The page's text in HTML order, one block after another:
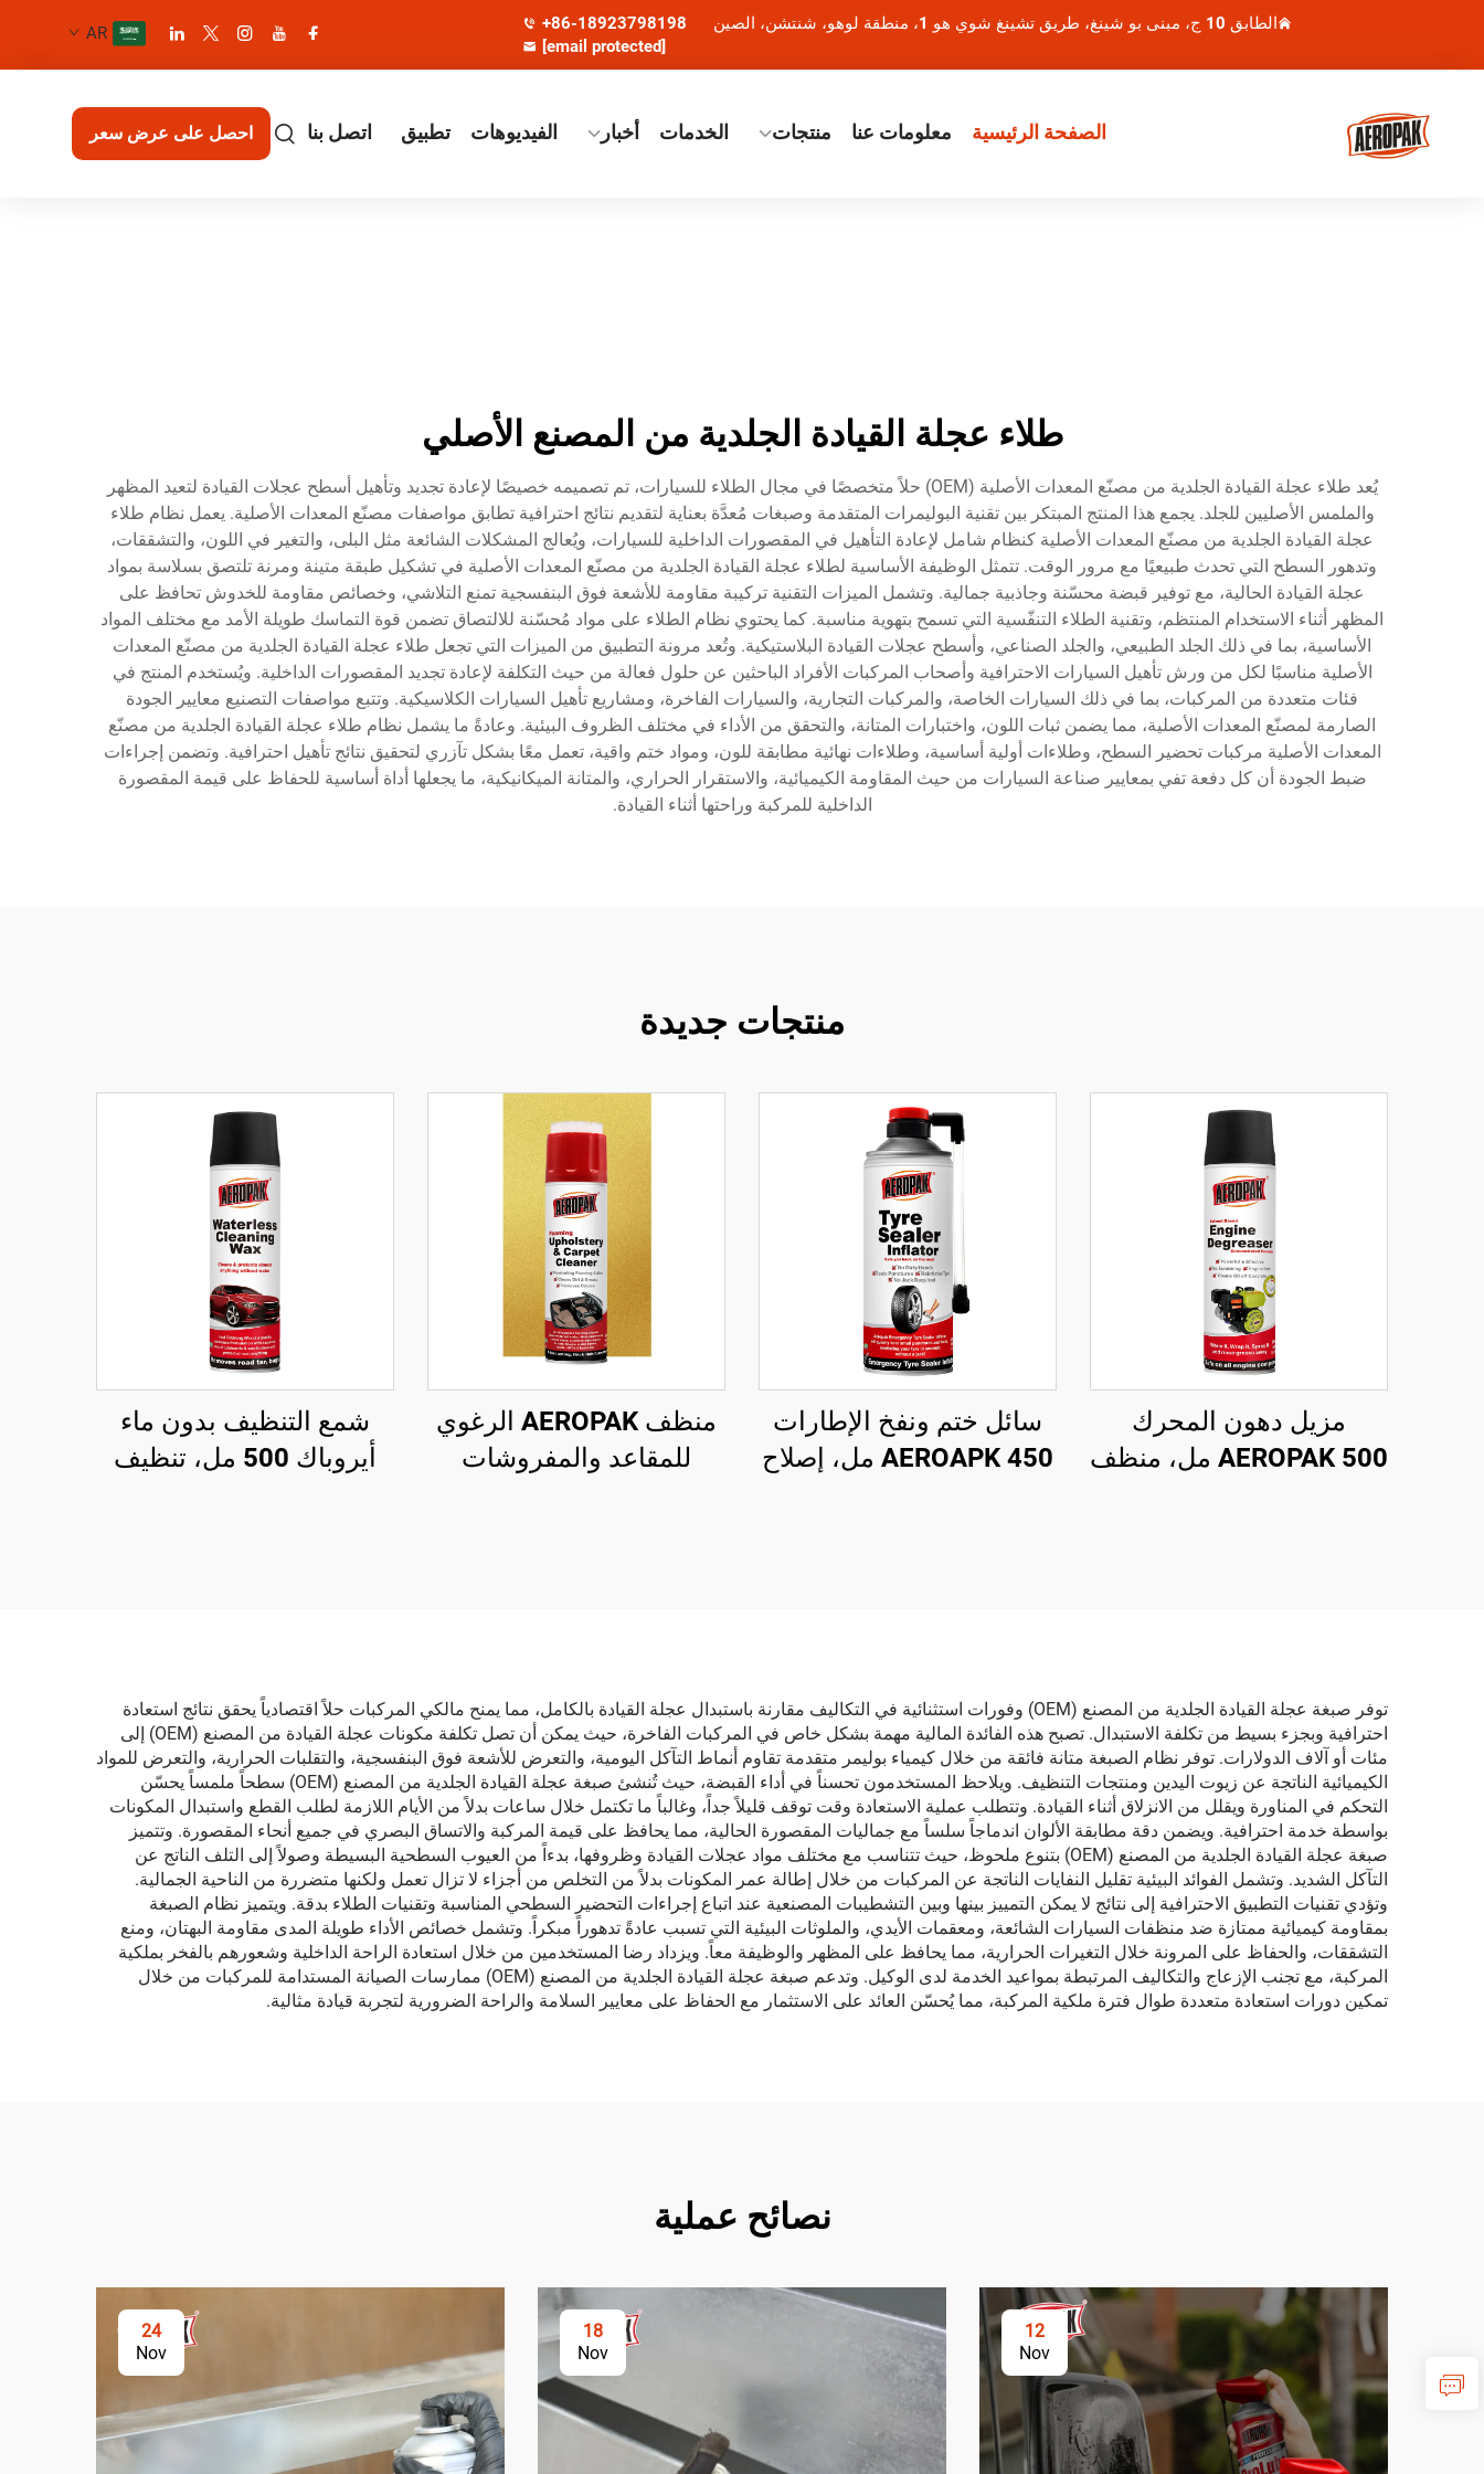
الطابق 10 ج، مبنى بو شينغ، طريق تشينغ شوي هو 1، منطقة لوهو، شنتشن، الصين
+86-18923798198
[email protected]
AR
الصفحة الرئيسية معلومات عنا منتجات الخدمات أخبار الفيديوهات تطبيق اتصل بنا احصل على عرض سعر
طلاء عجلة القيادة الجلدية من المصنع الأصلي
يُعد طلاء عجلة القيادة الجلدية من مصنّع المعدات الأصلية (OEM) حلاً متخصصًا في مجال الطلاء للسيارات، تم تصميمه خصيصًا لإعادة تجديد وتأهيل أسطح عجلات القيادة لتعيد المظهر
والملمس الأصليين للجلد. يجمع هذا المنتج المبتكر بين تقنية البوليمرات المتقدمة وصبغات مُعدَّة بعناية لتقديم نتائج احترافية تطابق مواصفات مصنّع المعدات الأصلية. يعمل نظام طلاء
عجلة القيادة الجلدية من مصنّع المعدات الأصلية كنظام شامل لإعادة التأهيل في المقصورات الداخلية للسيارات، ويُعالج المشكلات الشائعة مثل البلى، والتغير في اللون، والتشققات،
وتدهور السطح التي تحدث طبيعيًا مع مرور الوقت. تتمثل الوظيفة الأساسية لطلاء عجلة القيادة الجلدية من مصنّع المعدات الأصلية في تشكيل طبقة متينة ومرنة تلتصق بسلاسة بمواد
عجلة القيادة الحالية، مع توفير قبضة محسّنة وجاذبية جمالية. وتشمل الميزات التقنية تركيبة مقاومة للأشعة فوق البنفسجية تمنع التلاشي، وخصائص مقاومة للخدوش تحافظ على
المظهر أثناء الاستخدام المنتظم، وتقنية الطلاء التنفّسية التي تسمح بتهوية مناسبة. كما يحتوي نظام الطلاء على مواد مُحسّنة للالتصاق تضمن قوة التماسك طويلة الأمد مع مختلف المواد
الأساسية، بما في ذلك الجلد الطبيعي، والجلد الصناعي، وأسطح عجلات القيادة البلاستيكية. وتُعد مرونة التطبيق من الميزات التي تجعل طلاء عجلة القيادة الجلدية من مصنّع المعدات
الأصلية مناسبًا لكل من ورش تأهيل السيارات الاحترافية وأصحاب المركبات الأفراد الباحثين عن حلول فعالة من حيث التكلفة لإعادة تجديد المقصورات الداخلية. ويُستخدم المنتج في
فئات متعددة من المركبات، بما في ذلك السيارات الخاصة، والمركبات التجارية، والسيارات الفاخرة، ومشاريع تأهيل السيارات الكلاسيكية. وتتبع مواصفات التصنيع معايير الجودة
الصارمة لمصنّع المعدات الأصلية، مما يضمن ثبات اللون، واختبارات المتانة، والتحقق من الأداء في مختلف الظروف البيئية. وعادةً ما يشمل نظام طلاء عجلة القيادة الجلدية من مصنّع
المعدات الأصلية مركبات تحضير السطح، وطلاءات أولية أساسية، وطلاءات نهائية مطابقة للون، ومواد ختم واقية، تعمل معًا بشكل تآزري لتحقيق نتائج تأهيل احترافية. وتضمن إجراءات
ضبط الجودة أن كل دفعة تفي بمعايير صناعة السيارات من حيث المقاومة الكيميائية، والاستقرار الحراري، والمتانة الميكانيكية، ما يجعلها أداة أساسية للحفاظ على قيمة المقصورة
الداخلية للمركبة وراحتها أثناء القيادة.
منتجات جديدة
مزيل دهون المحرك
AEROPAK 500 مل، منظف
سائل ختم ونفخ الإطارات
AEROAPK 450 مل، إصلاح
منظف AEROPAK الرغوي
للمقاعد والمفروشات
شمع التنظيف بدون ماء
أيروباك 500 مل، تنظيف
توفر صبغة عجلة القيادة الجلدية من المصنع (OEM) وفورات استثنائية في التكاليف مقارنة باستبدال عجلة القيادة بالكامل، مما يمنح مالكي المركبات حلاً اقتصادياً يحقق نتائج استعادة
احترافية وبجزء بسيط من تكلفة الاستبدال. تصبح هذه الفائدة المالية مهمة بشكل خاص في المركبات الفاخرة، حيث يمكن أن تصل تكلفة مكونات عجلة القيادة من المصنع (OEM) إلى
مئات أو آلاف الدولارات. توفر نظام الصبغة متانة فائقة من خلال كيمياء بوليمر متقدمة تقاوم أنماط التآكل اليومية، والتعرض للأشعة فوق البنفسجية، والتقلبات الحرارية، والتعرض للمواد
الكيميائية الناتجة عن زيوت اليدين ومنتجات التنظيف. ويلاحظ المستخدمون تحسناً في أداء القبضة، حيث تُنشئ صبغة عجلة القيادة الجلدية من المصنع (OEM) سطحاً ملمساً يحسّن
التحكم في المناورة ويقلل من الانزلاق أثناء القيادة. وتتطلب عملية الاستعادة وقت توقف قليلاً جداً، وغالباً ما تكتمل خلال ساعات بدلاً من الأيام اللازمة لطلب القطع واستبدال المكونات
بواسطة خدمة احترافية. ويضمن دقة مطابقة الألوان اندماجاً سلساً مع جماليات المقصورة الحالية، مما يحافظ على قيمة المركبة والاتساق البصري في جميع أنحاء المقصورة. وتتميز
صبغة عجلة القيادة الجلدية من المصنع (OEM) بتنوع ملحوظ، حيث تتناسب مع مختلف مواد عجلات القيادة وظروفها، بدءاً من العيوب السطحية البسيطة وصولاً إلى التلف الناتج عن
التآكل الشديد. وتشمل الفوائد البيئية تقليل النفايات الناتجة عن المركبات من خلال إطالة عمر المكونات بدلاً من التخلص من أجزاء لا تزال تعمل ولكنها متضررة من الناحية الجمالية.
وتؤدي تقنيات التطبيق الاحترافية إلى نتائج لا يمكن التمييز بينها وبين التشطيبات المصنعية عند اتباع إجراءات التحضير السطحي المناسبة وتقنيات الطلاء بدقة. ويتميز نظام الصبغة
بمقاومة كيميائية ممتازة ضد منظفات السيارات الشائعة، ومعقمات الأيدي، والملوثات البيئية التي تسبب عادةً تدهوراً مبكراً. وتشمل خصائص الأداء طويلة المدى مقاومة البهتان، ومنع
التشققات، والحفاظ على المرونة خلال التغيرات الحرارية، مما يحافظ على المظهر والوظيفة معاً. ويزداد رضا المستخدمين من خلال استعادة الراحة الداخلية وشعورهم بالفخر بملكية
المركبة، مع تجنب الإزعاج والتكاليف المرتبطة بمواعيد الخدمة لدى الوكيل. وتدعم صبغة عجلة القيادة الجلدية من المصنع (OEM) ممارسات الصيانة المستدامة للمركبات من خلال
تمكين دورات استعادة متعددة طوال فترة ملكية المركبة، مما يُحسّن العائد على الاستثمار مع الحفاظ على معايير السلامة والراحة الضرورية لتجربة قيادة مثالية.
نصائح عملية
12
Nov
18
Nov
24
Nov